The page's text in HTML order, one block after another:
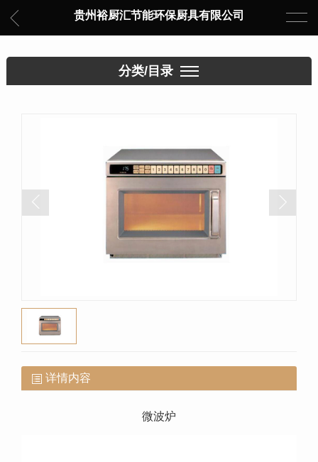
贵州裕厨汇节能环保厨具有限公司
分类/目录
详情内容
微波炉